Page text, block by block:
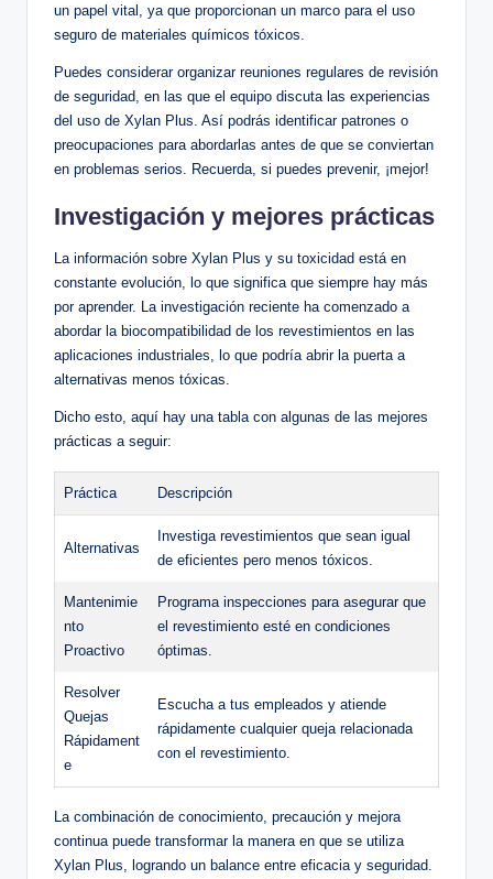
un ⁣papel vital, ya que proporcionan ‌un marco para el uso
seguro‍ de​ materiales químicos⁢ tóxicos.
Puedes considerar organizar reuniones⁤ regulares de ⁣revisión
de seguridad, en las ⁣que el⁢ equipo discuta las experiencias
del uso de ‌Xylan Plus. Así podrás identificar patrones o
preocupaciones para⁢ abordarlas antes de que se conviertan
en problemas serios. Recuerda, si puedes prevenir,​ ¡mejor!
Investigación y mejores⁣ prácticas
La información ⁤sobre Xylan Plus y su ⁣toxicidad está en‍
constante evolución, lo que significa que⁤ siempre hay más
⁢por aprender.⁣ La​ investigación reciente ha comenzado a
abordar la biocompatibilidad de los revestimientos en las‍
aplicaciones industriales, lo que podría abrir la puerta a
alternativas menos tóxicas.
Dicho‌ esto, aquí hay⁢ una tabla ​con​ algunas de las mejores
prácticas a seguir:
Práctica Descripción
Alternativas
Investiga revestimientos‍ que sean igual
de eficientes pero menos tóxicos.
Mantenimie
nto
Proactivo
Programa inspecciones para​ asegurar que
el ⁢revestimiento​ esté en condiciones
óptimas.
Resolver
Quejas
Rápidament
e
Escucha a tus empleados y ‌atiende
⁢rápidamente cualquier queja relacionada
‍con el revestimiento.
La combinación de conocimiento, precaución y mejora‍
continua puede transformar la manera en⁤ que se utiliza
Xylan Plus,‌ logrando un balance entre‍ eficacia y seguridad.